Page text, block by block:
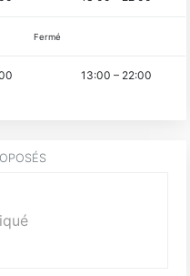
Fermé
13:00 – 22:00